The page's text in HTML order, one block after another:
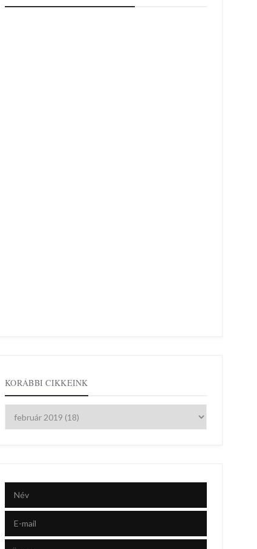
KORÁBBI CIKKEINK